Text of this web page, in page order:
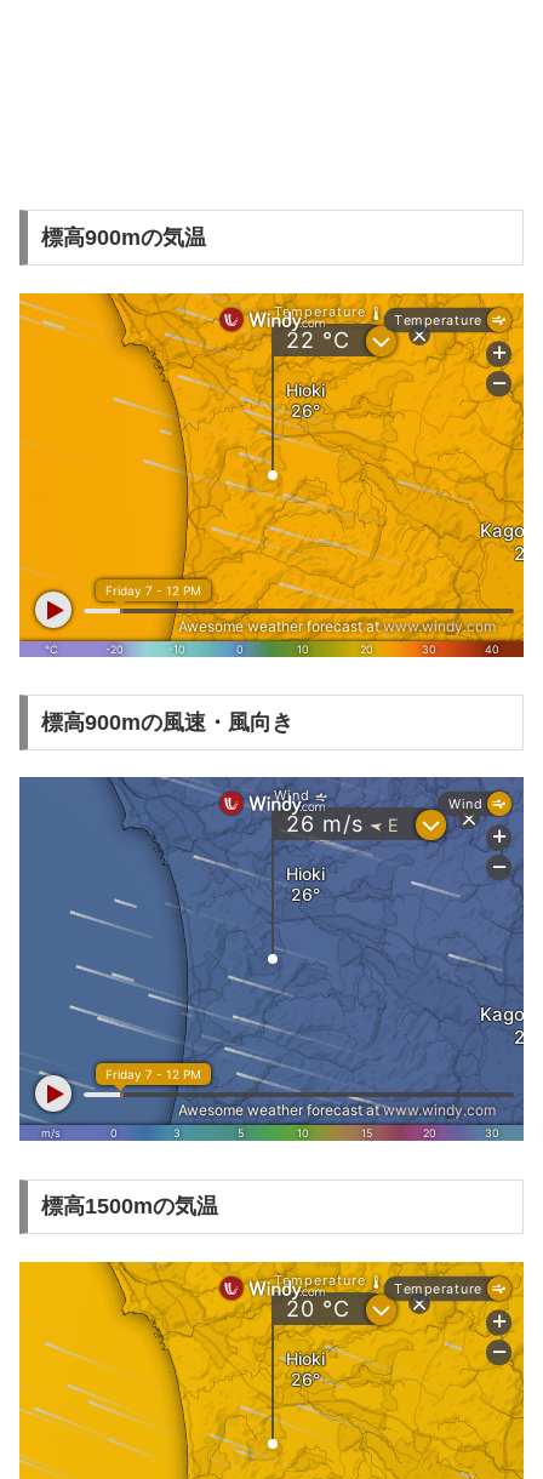
標高900mの気温
標高900mの風速・風向き
標高1500mの気温